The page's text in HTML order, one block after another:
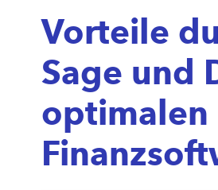
Vorteile
Sage und
optimalen